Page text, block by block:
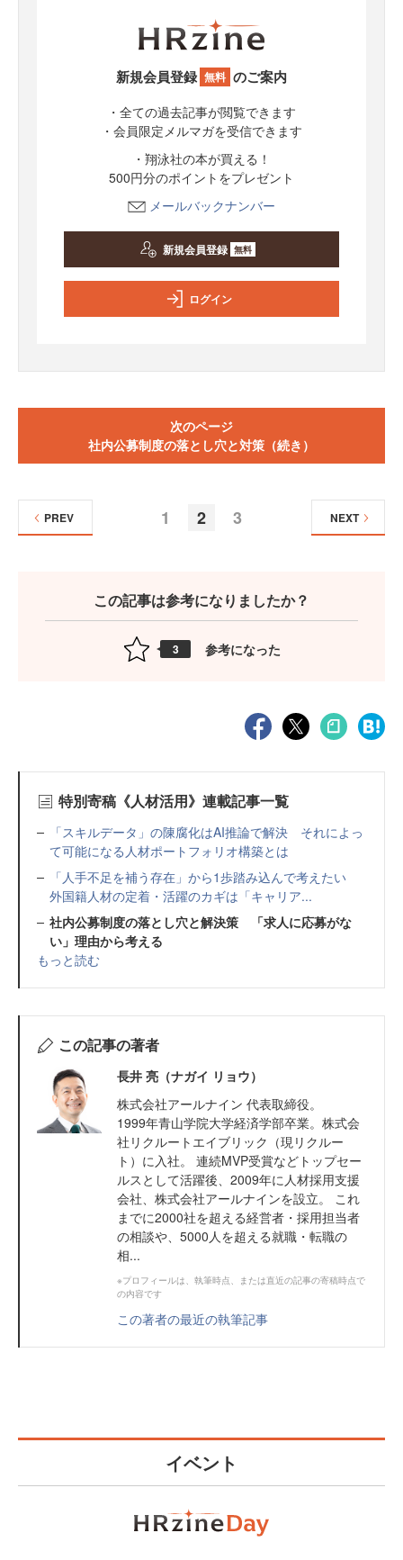
新規会員登録 無料 のご案内
・全ての過去記事が閲覧できます
・会員限定メルマガを受信できます
・翔泳社の本が買える！
500円分のポイントをプレゼント
メールバックナンバー
新規会員登録 無料
ログイン
次のページ
社内公募制度の落とし穴と対策（続き）
1 2 3
PREV NEXT
この記事は参考になりましたか？
3 参考になった
特別寄稿《人材活用》連載記事一覧
「スキルデータ」の陳腐化はAI推論で解決 それによっ
て可能になる人材ポートフォリオ構築とは
「人手不足を補う存在」から1歩踏み込んで考えたい
外国籍人材の定着・活躍のカギは「キャリア...
社内公募制度の落とし穴と解決策 「求人に応募がな
い」理由から考える
もっと読む
この記事の著者
長井 亮（ナガイ リョウ）
株式会社アールナイン 代表取締役。
1999年青山学院大学経済学部卒業。株式会
社リクルートエイブリック（現リクルー
ト）に入社。 連続MVP受賞などトップセー
ルスとして活躍後、2009年に人材採用支援
会社、株式会社アールナインを設立。 これ
までに2000社を超える経営者・採用担当者
の相談や、5000人を超える就職・転職の
相...
※プロフィールは、執筆時点、または直近の記事の寄稿時点で
の内容です
この著者の最近の執筆記事
イベント